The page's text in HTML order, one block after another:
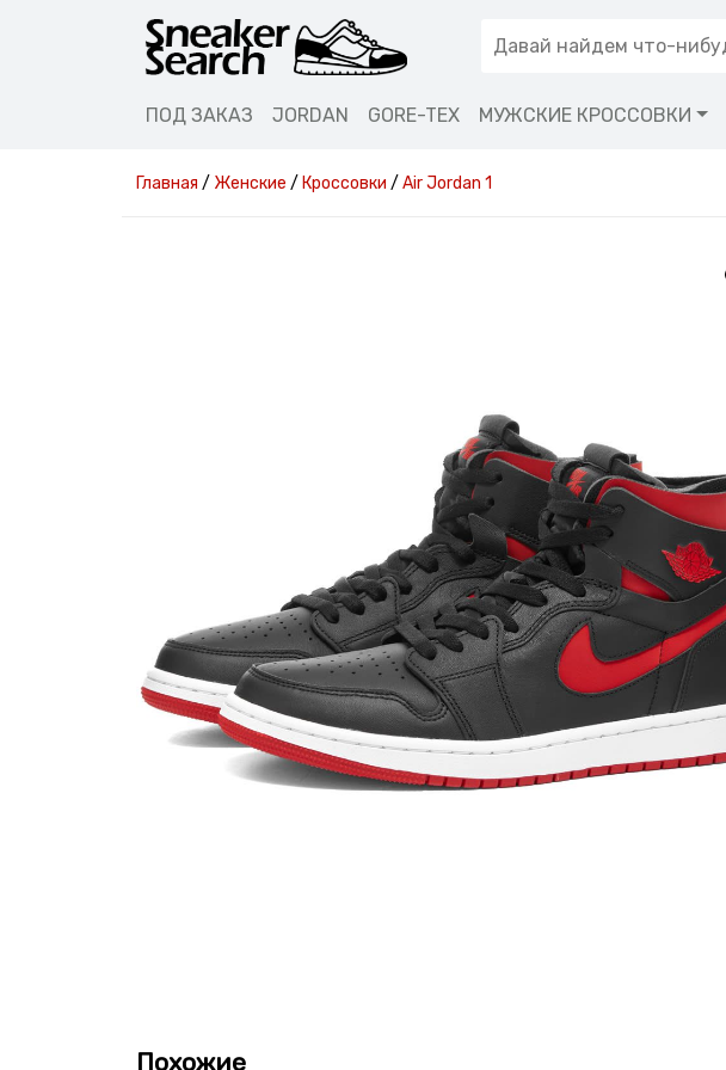
ПОД ЗАКАЗ JORDAN GORE-TEX МУЖСКИЕ КРОССОВКИ
Главная / Женские / Кроссовки / Air Jordan 1
Похожие